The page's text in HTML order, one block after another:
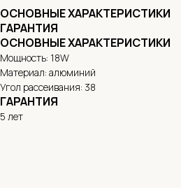
ОСНОВНЫЕ ХАРАКТЕРИСТИКИ
ГАРАНТИЯ
ОСНОВНЫЕ ХАРАКТЕРИСТИКИ
Мощность: 18W
Материал: алюминий
Угол рассеивания: 38
ГАРАНТИЯ
5 лет